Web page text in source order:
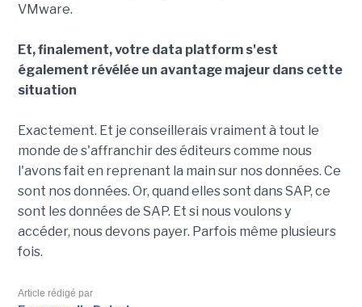
VMware.
Et, finalement, votre data platform s'est
également révélée un avantage majeur dans cette
situation
Exactement. Et je conseillerais vraiment à tout le
monde de s'affranchir des éditeurs comme nous
l'avons fait en reprenant la main sur nos données. Ce
sont nos données. Or, quand elles sont dans SAP, ce
sont les données de SAP. Et si nous voulons y
accéder, nous devons payer. Parfois même plusieurs
fois.
Article rédigé par